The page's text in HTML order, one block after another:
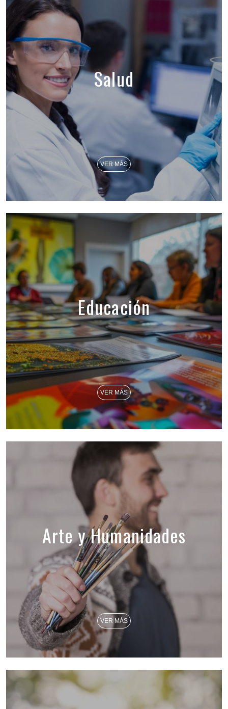
Salud
VER MÁS
Educación
VER MÁS
Arte y Humanidades
VER MÁS